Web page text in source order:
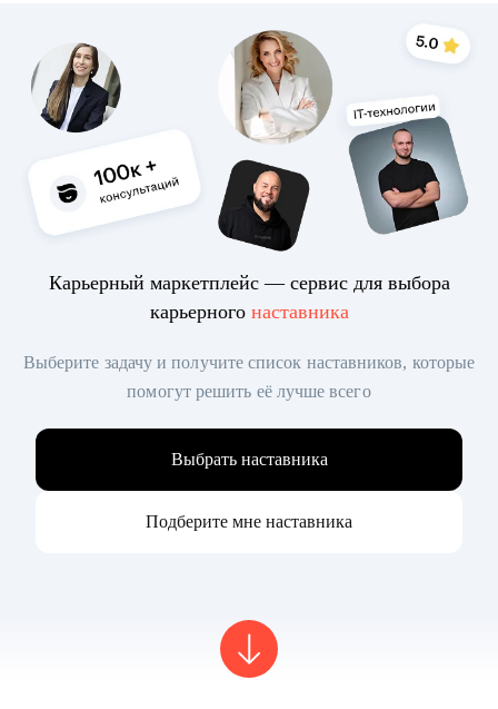
Карьерный маркетплейс — сервис для выбора
карьерного наставника
Выберите задачу и получите список наставников, которые
помогут решить её лучше всего
Выбрать наставника
Подберите мне наставника